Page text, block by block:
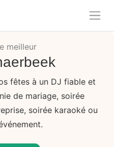
meilleur
fêtes à un DJ fiable et
de mariage, soirée
soirée karaoké ou